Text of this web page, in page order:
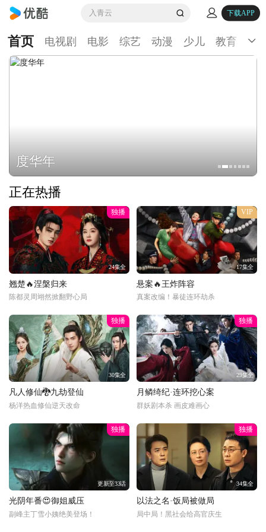
入青云 下载APP
首页 电视剧 电影 综艺 动漫 少儿 教育 生
度华年
正在热播
独播
24集全
翘楚🔥涅槃归来
陈都灵周翊然掀翻野心局
VIP
17集全
悬案🔥王炸阵容
真案改编！暴徒连环劫杀
独播
30集全
凡人修仙🐉九劫登仙
杨洋热血修仙逆天改命
独播
29集全
月鳞绮纪·连环挖心案
群妖剧本杀 画皮难画心
独播
更新至33话
光阴年番😍御姐威压
副峰主丁雪小姨绝美登场！
独播
34集全
以法之名·饭局被做局
局中局！黑社会给高官庆生